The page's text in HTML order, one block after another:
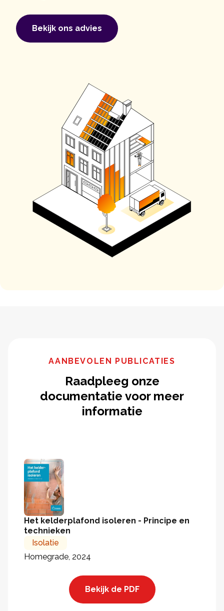
Bekijk ons ​​advies
AANBEVOLEN PUBLICATIES
Raadpleeg onze
documentatie voor meer
informatie
Het kelderplafond isoleren - Principe en
technieken
Isolatie
Homegrade, 2024
Bekijk de PDF